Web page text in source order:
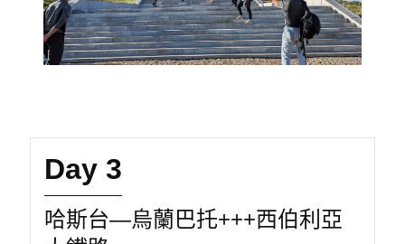
Day 3
哈斯台—烏蘭巴托+++西伯利亞